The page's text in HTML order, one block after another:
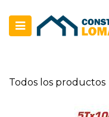
Todos los productos